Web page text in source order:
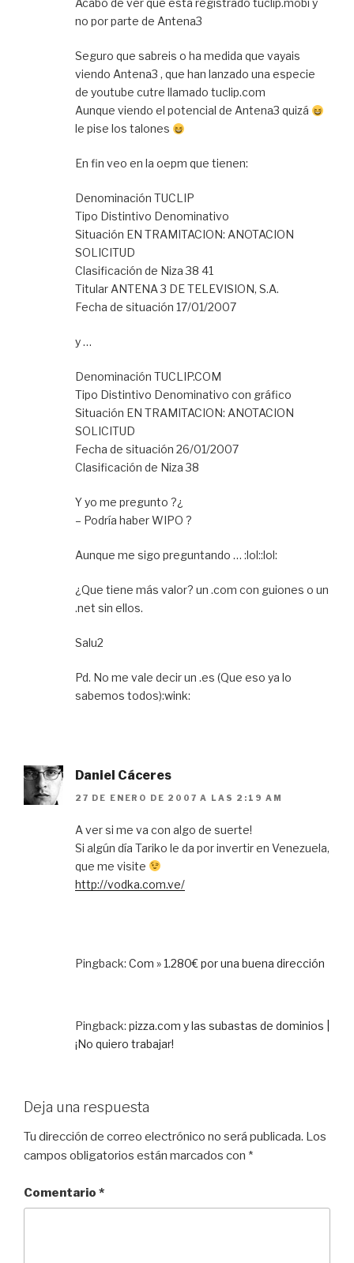
Acabo de ver que está registrado tuclip.mobi y
no por parte de Antena3
Seguro que sabreis o ha medida que vayais
viendo Antena3 , que han lanzado una especie
de youtube cutre llamado tuclip.com
Aunque viendo el potencial de Antena3 quizá
le pise los talones
En fin veo en la oepm que tienen:
Denominación TUCLIP
Tipo Distintivo Denominativo
Situación EN TRAMITACION: ANOTACION
SOLICITUD
Clasificación de Niza 38 41
Titular ANTENA 3 DE TELEVISION, S.A.
Fecha de situación 17/01/2007
y …
Denominación TUCLIP.COM
Tipo Distintivo Denominativo con gráfico
Situación EN TRAMITACION: ANOTACION
SOLICITUD
Fecha de situación 26/01/2007
Clasificación de Niza 38
Y yo me pregunto ?¿
– Podría haber WIPO ?
Aunque me sigo preguntando … :lol::lol:
¿Que tiene más valor? un .com con guiones o un
.net sin ellos.
Salu2
Pd. No me vale decir un .es (Que eso ya lo
sabemos todos):wink:
Daniel Cáceres
27 DE ENERO DE 2007 A LAS 2:19 AM
A ver si me va con algo de suerte!
Si algún día Tariko le da por invertir en Venezuela,
que me visite
http://vodka.com.ve/
Pingback: Com » 1.280€ por una buena dirección
Pingback: pizza.com y las subastas de dominios |
¡No quiero trabajar!
Deja una respuesta
Tu dirección de correo electrónico no será publicada. Los
campos obligatorios están marcados con *
Comentario *